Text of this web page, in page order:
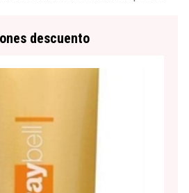
descuento